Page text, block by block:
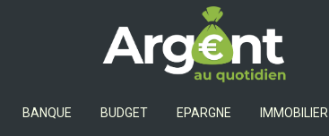
Argent Au Quotidien
BANQUE BUDGET EPARGNE IMMOBILIER